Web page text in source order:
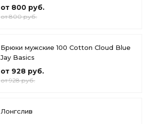
от 800 руб.
от 800 руб.
Брюки мужские 100 Cotton Cloud Blue
Jay Basics
от 928 руб.
от 928 руб.
Лонгслив